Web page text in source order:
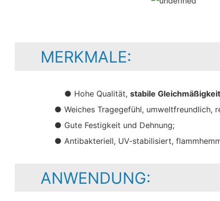
MERKMALE:
● Hohe Qualität, stabile
● Weiches Tragegefühl, umweltfreundlich,
● Gute Festigkeit und Dehnung;
● Antibakteriell, UV-stabilisiert,
ANWENDUNG: